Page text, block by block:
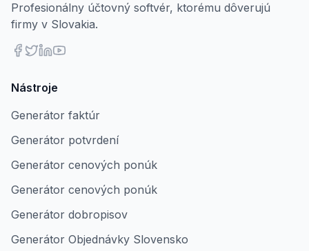
Profesionálny účtovný softvér, ktorému dôverujú
firmy v Slovakia.
Nástroje
Generátor faktúr
Generátor potvrdení
Generátor cenových ponúk
Generátor cenových ponúk
Generátor dobropisov
Generátor Objednávky Slovensko